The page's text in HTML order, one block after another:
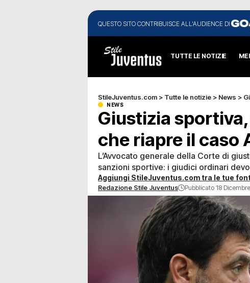
QUESTO SITO CONTRIBUISCE ALL'AUDIENCE DI
TUTTE LE NOTIZIE
StileJuventus.com > Tutte le notizie > News >
NEWS
Giustizia
che riapre il caso
L’Avvocato generale della Corte di
sanzioni sportive: i giudici ordinari
Aggiungi StileJuventus.com tra le tue
Redazione Stile Juventus Pubblicato 18